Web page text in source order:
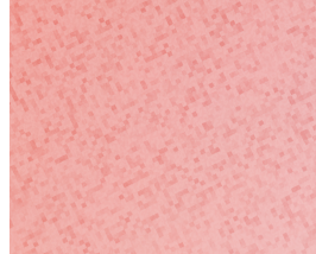
Date
Domain
Duration
Relevance
Accuracy
Clarity